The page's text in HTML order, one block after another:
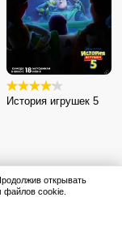
История игрушек 5
открывать
файлов cookie.